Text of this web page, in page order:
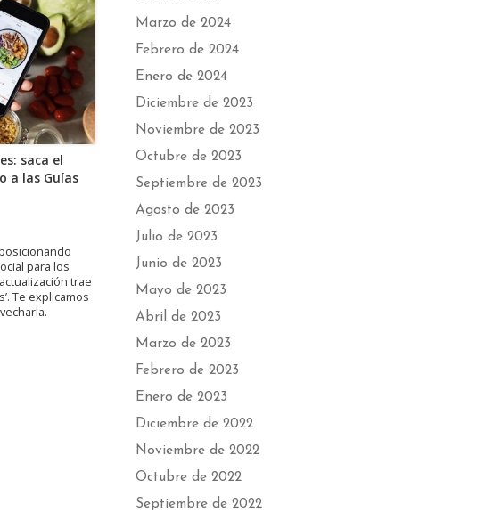
saca el
a las Guías
para los
trae
Te explicamos
Marzo de 2024
Febrero de 2024
Enero de 2024
Diciembre de 2023
Noviembre de 2023
Octubre de 2023
Septiembre de 2023
Agosto de 2023
Julio de 2023
Junio de 2023
Mayo de 2023
Abril de 2023
Marzo de 2023
Febrero de 2023
Enero de 2023
Diciembre de 2022
Noviembre de 2022
Octubre de 2022
Septiembre de 2022